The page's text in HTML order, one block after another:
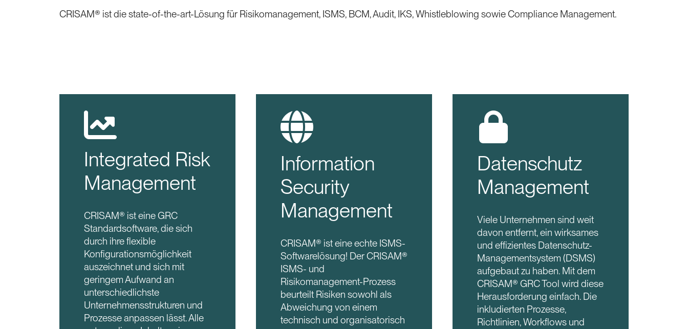
CRISAM® ist die state-of-the-art-Lösung für Risikomanagement, ISMS, BCM, Audit, IKS, Whistleblowing sowie Compliance Management.
Integrated Risk
Management
CRISAM® ist eine GRC
Standardsoftware, die sich
durch ihre flexible
Konfigurationsmöglichkeit
auszeichnet und sich mit
geringem Aufwand an
unterschiedlichste
Unternehmensstrukturen und
Prozesse anpassen lässt. Alle
Information
Security
Management
CRISAM® ist eine echte ISMS-
Softwarelösung! Der CRISAM®
ISMS- und
Risikomanagement-Prozess
beurteilt Risiken sowohl als
Abweichung von einem
technisch und organisatorisch
Datenschutz
Management
Viele Unternehmen sind weit
davon entfernt, ein wirksames
und effizientes Datenschutz-
Managementsystem (DSMS)
aufgebaut zu haben. Mit dem
CRISAM® GRC Tool wird diese
Herausforderung einfach. Die
inkludierten Prozesse,
Richtlinien, Workflows und